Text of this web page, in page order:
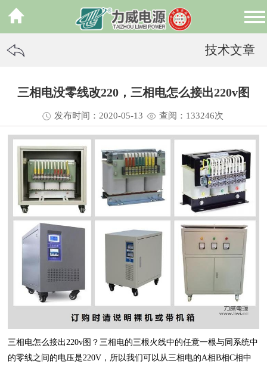
技术文章
三相电没零线改220，三相电怎么接出220v图
发布时间：2020-05-13 查阅：133246次
三相电怎么接出220v图？三相电的三根火线中的任意一根与同系统中
的零线之间的电压是220V，所以我们可以从三相电的A相B相C相中